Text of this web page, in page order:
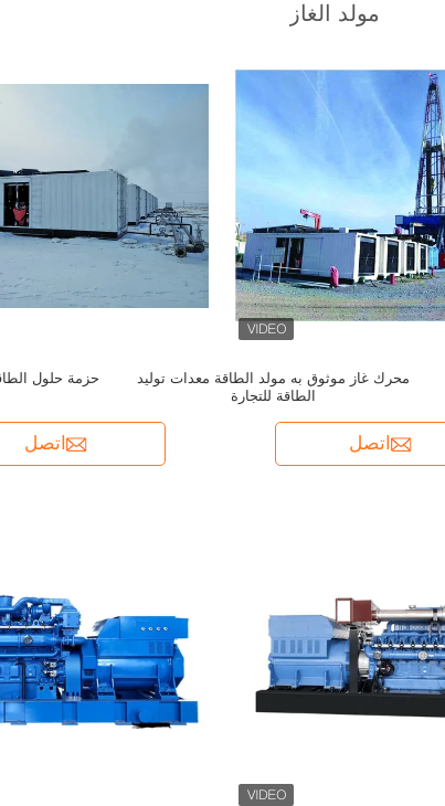
مولد الغاز
حزمة حلول
اتصل
محرك غاز موثوق به مولد الطاقة معدات توليد
الطاقة للتجارة
اتصل